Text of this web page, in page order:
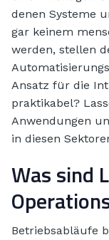
denen Systeme
gar keinem
werden, stellen
Ansatz für die
praktikabel?
Anwendungen
in diesen
Was sind
Betriebsabläufe